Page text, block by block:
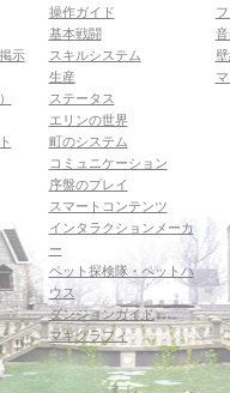
示
操作ガイド
基本戦闘
スキルシステム
生産
ステータス
エリンの世界
町のシステム
コミュニケーション
序盤のプレイ
スマートコンテンツ
インタラクションメーカ
ー
ペット探検隊・ペットハ
ウス
ダンジョンガイド
マギグラフィ